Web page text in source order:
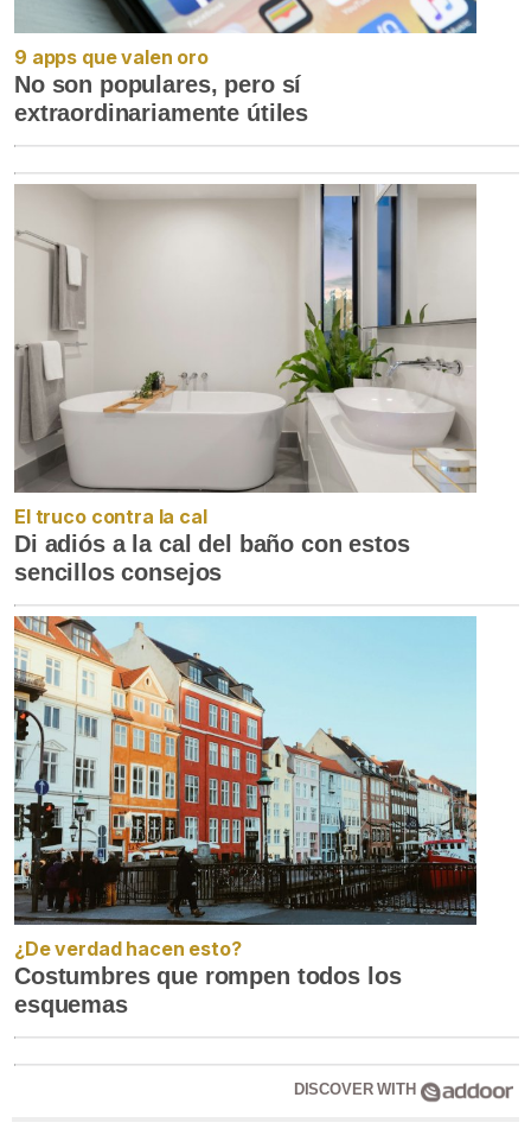
9 apps que valen oro
No son populares, pero sí
extraordinariamente útiles
El truco contra la cal
Di adiós a la cal del baño con estos
sencillos consejos
¿De verdad hacen esto?
Costumbres que rompen todos los
esquemas
DISCOVER WITH